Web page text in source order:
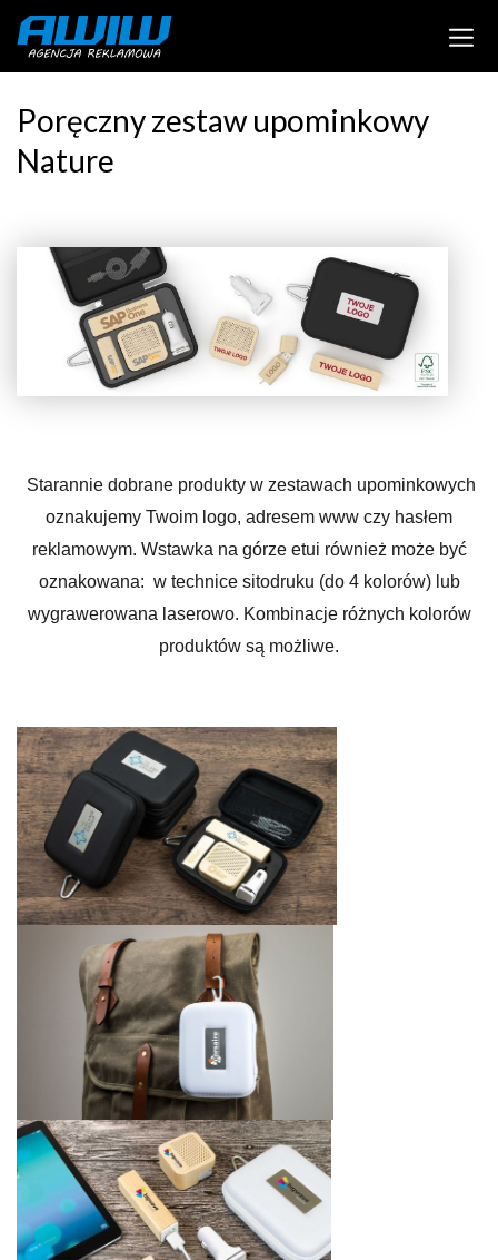
Poręczny zestaw upominkowy
Nature
Starannie dobrane produkty w zestawach upominkowych
oznakujemy Twoim logo, adresem www czy hasłem
reklamowym. Wstawka na górze etui również może być
oznakowana: w technice sitodruku (do 4 kolorów) lub
wygrawerowana laserowo. Kombinacje różnych kolorów
produktów są możliwe.